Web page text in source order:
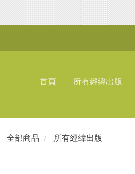
首頁 所有經緯出版
全部商品 所有經緯出版